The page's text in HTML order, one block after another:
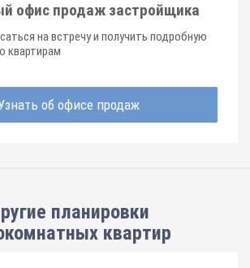
офис продаж застройщика
на встречу и получить подробную
квартирам
об офисе продаж
планировки
квартир